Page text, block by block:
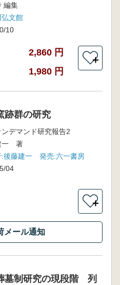
編集
弘文館
10
2,860 円
1,980 円
＋
跡群の研究
ンデマンド研究報告2
一 著
:後藤建一 発売:六一書房
04
＋
メール通知
墓制研究の現段階 列